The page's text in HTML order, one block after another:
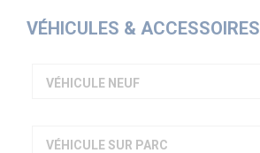
VÉHICULES & ACCESSOIRES
VÉHICULE NEUF
VÉHICULE SUR PARC